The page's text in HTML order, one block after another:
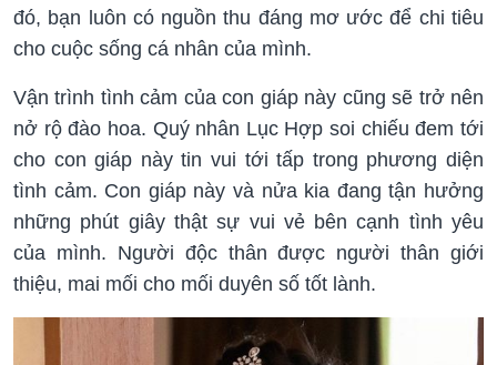
đó, bạn luôn có nguồn thu đáng mơ ước để chi tiêu
cho cuộc sống cá nhân của mình.
Vận trình tình cảm của con giáp này cũng sẽ trở nên
nở rộ đào hoa. Quý nhân Lục Hợp soi chiếu đem tới
cho con giáp này tin vui tới tấp trong phương diện
tình cảm. Con giáp này và nửa kia đang tận hưởng
những phút giây thật sự vui vẻ bên cạnh tình yêu
của mình. Người độc thân được người thân giới
thiệu, mai mối cho mối duyên số tốt lành.